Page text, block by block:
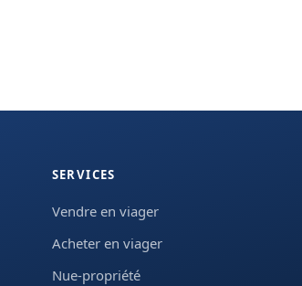
SERVICES
Vendre en viager
Acheter en viager
Nue-propriété